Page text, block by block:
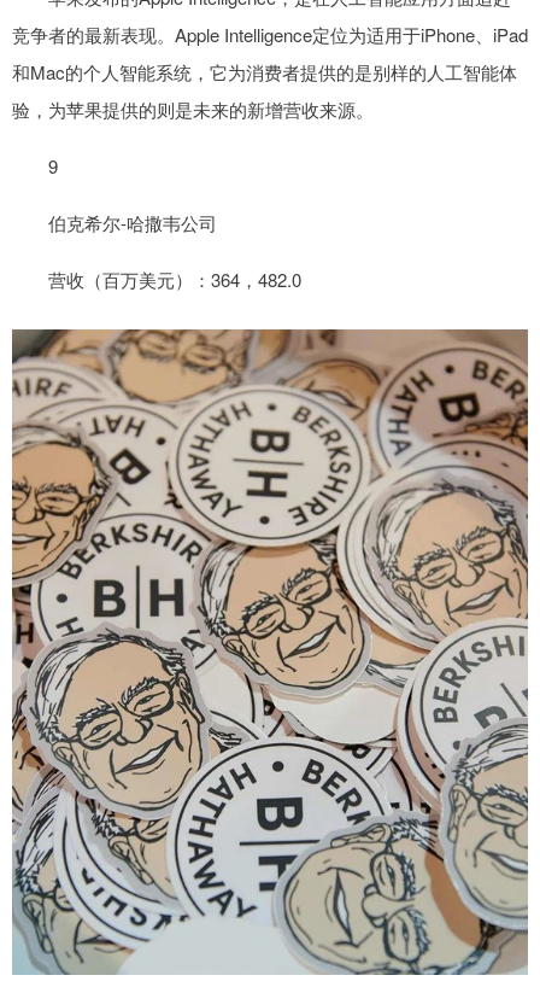
竞争者的最新表现。Apple Intelligence定位为适用于iPhone、iPad
和Mac的个人智能系统，它为消费者提供的是别样的人工智能体
验，为苹果提供的则是未来的新增营收来源。
9
伯克希尔-哈撒韦公司
营收（百万美元）：364，482.0